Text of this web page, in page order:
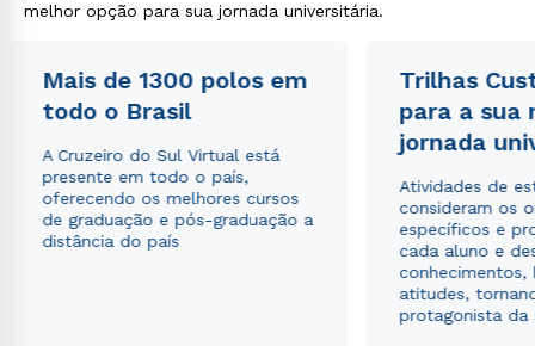
melhor opção para sua jornada universitária.
Mais de 1300 polos em
todo o Brasil
A Cruzeiro do Sul Virtual está
presente em todo o país,
oferecendo os melhores cursos
de graduação e pós-graduação a
distância do país
Trilhas
para a sua
jornada
Atividades de
consideram os
específicos e
cada aluno e
conhecimentos,
atitudes,
protagonista da